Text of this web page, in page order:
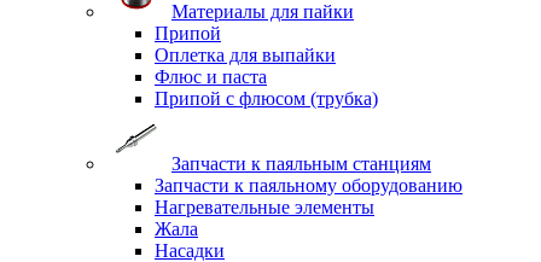
Материалы для пайки
Припой
Оплетка для выпайки
Флюс и паста
Припой с флюсом (трубка)
Запчасти к паяльным станциям
Запчасти к паяльному оборудованию
Нагревательные элементы
Жала
Насадки